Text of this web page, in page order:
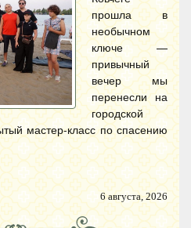
прошла в
необычном
ключе —
привычный
вечер мы
перенесли на
городской
мастер-класс по спасению
6 августа, 2026